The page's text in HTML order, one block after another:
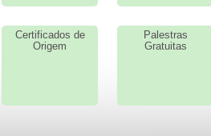
Certificados de
Origem
Palestras
Gratuitas